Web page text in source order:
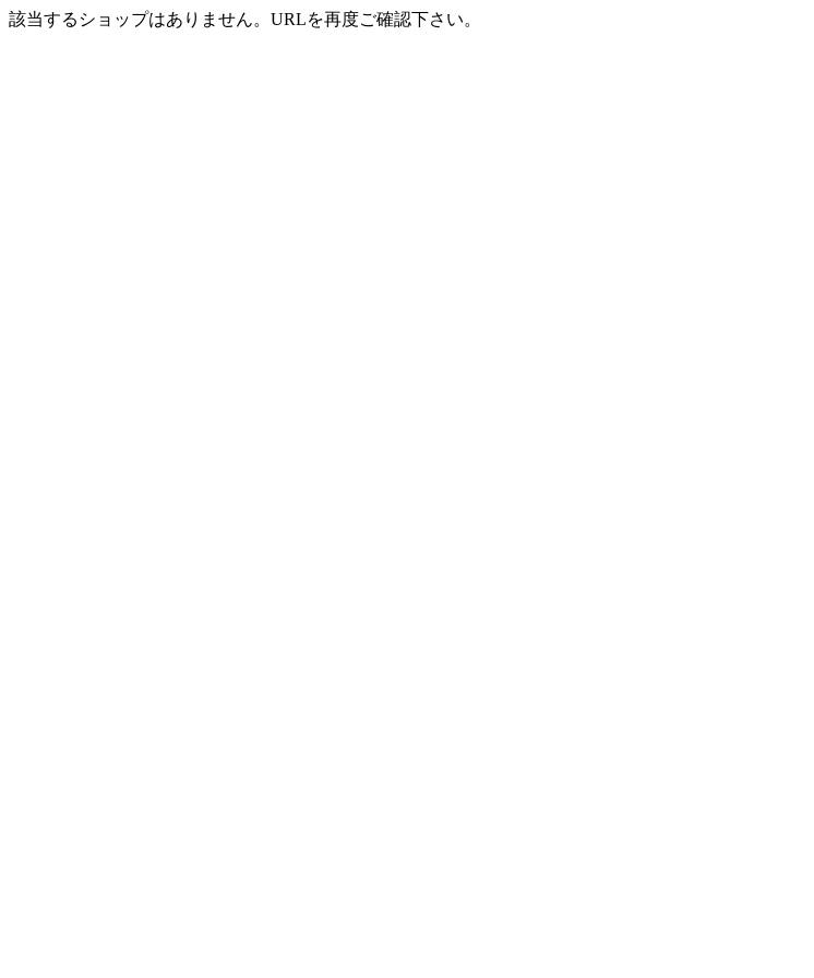
該当するショップはありません。URLを再度ご確認下さい。